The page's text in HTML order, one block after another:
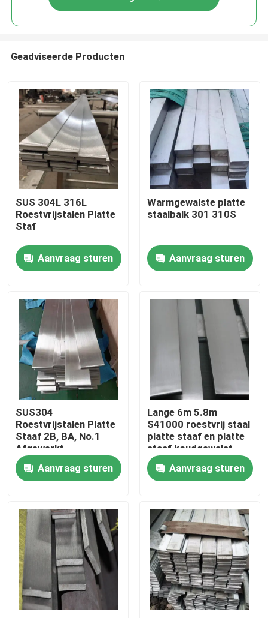
Huis
Producten
Videos
Ongeveer ons
Fabrieksreis
Kwaliteitscontrole
Nieuws
Gevallen
ss naadloze buis
Geadviseerde Producten
SUS 304L 316L
Roestvrijstalen Platte
Staf
Aanvraag sturen
Warmgewalste platte
staalbalk 301 310S
Aanvraag sturen
SUS304
Roestvrijstalen Platte
Staaf 2B, BA, No.1
Afgewerkt
Warmgewalst
Koudgewalst Voor
Constructie
Aanvraag sturen
Lange 6m 5.8m
S41000 roestvrij staal
platte staaf en platte
staaf koudgewalst
NO4, BA,4K
oppervlakte spiegel
gepolijst
Aanvraag sturen